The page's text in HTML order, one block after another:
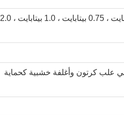
0.125 بيتابايت ، 0.175 بيتابايت ، 0.25 بيتابايت ، 0.35 بيتابايت ، 0.5 بيتابايت ، 0.75 بيتابايت ، 1.0 بيتابايت ، 2.0
علب كرتون وأغلفة خشبية كحماية